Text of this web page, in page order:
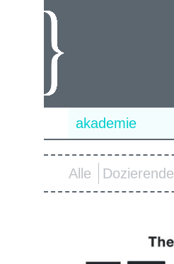
akademie
Alle Dozierende